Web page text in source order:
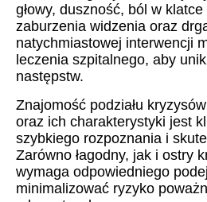
głowy, duszność, ból w
zaburzenia widzenia oraz
natychmiastowej interwencji
leczenia szpitalnego, aby
następstw.
Znajomość podziału
oraz ich charakterystyki jest
szybkiego rozpoznania i
Zarówno łagodny, jak i ostry
wymaga odpowiedniego
minimalizować ryzyko